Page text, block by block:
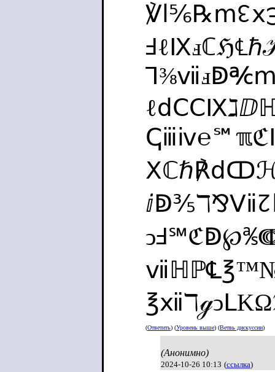
(Ответить) (Уровень выше) (Ветвь дискуссии)
(Анонимно)
2024-10-26 10:13 (ссылка)